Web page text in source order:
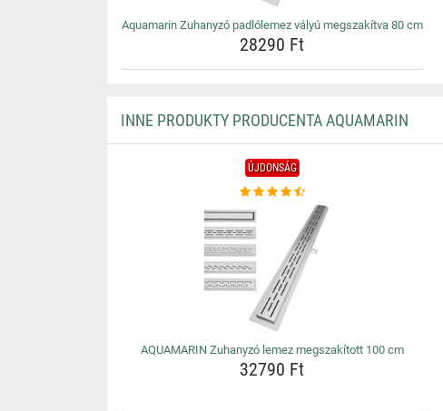
Aquamarin Zuhanyzó padlólemez vályú megszakítva 80 cm
28290 Ft
INNE PRODUKTY PRODUCENTA AQUAMARIN
ÚJDONSÁG
AQUAMARIN Zuhanyzó lemez megszakított 100 cm
32790 Ft